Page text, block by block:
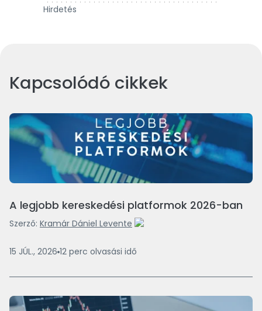
Hirdetés
Kapcsolódó cikkek
A legjobb kereskedési platformok 2026-ban
Szerző: Kramár Dániel Levente
15 JÚL., 2026 12 perc olvasási idő